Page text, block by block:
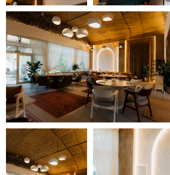
1 7